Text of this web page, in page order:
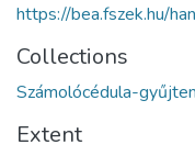
https://bea.fszek.hu/
Collections
Számolócédula-
Extent